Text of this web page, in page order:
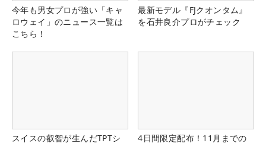
今年も男女プロが強い「キャ
ロウェイ」のニュース一覧は
こちら！
最新モデル『FJクオンタム』
を石井良介プロがチェック
スイスの叡智が生んだTPTシ
4日間限定配布！11月までの